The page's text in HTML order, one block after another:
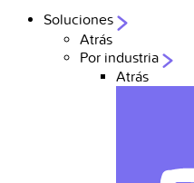
Soluciones
Atrás
Por industria
Atrás